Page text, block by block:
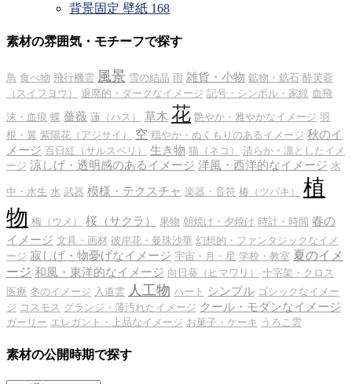
背景固定 壁紙 168
素材の雰囲気・モチーフで探す
鳥 食べ物 飛行機雲 風景 雪の結晶 雨 雑貨・小物 鉱物・鉱石 酔芙蓉
（スイフヨウ）
退廃的・ダークなイメージ 記号・シンボル・家紋 血飛
沫・血痕 蝶 薔薇 蓮（ハス） 草木 花 艶やか・雅やかなイメージ 羽
根・翼 紫陽花（アジサイ） 空 穏やか・ぬくもりのあるイメージ 秋のイ
メージ 百日紅（サルスベリ） 生き物 猫（ネコ）
清らか・凛としたイメ
ージ 涼しげ・透明感のあるイメージ 洋風・西洋的なイメージ 水
中・水生 水 武器 模様・テクスチャ 楽器・音符 椿（ツバキ）
植
物 梅（ウメ） 桜（サクラ） 果物 朝焼け・夕焼け 時計・時間 春の
イメージ 文具・画材 彼岸花・曼珠沙華 幻想的・ファンタジックなイメ
ージ 寂しげ・物憂げなイメージ 宇宙・月・星 学校・教室 夏のイメ
ージ 和風・東洋的なイメージ 向日葵（ヒマワリ）
十字架・クロス
医療 冬のイメージ 入道雲 人工物 ハート シンプル ゴシックなイメー
ジ コスモス グランジ・薄汚れたイメージ クール・モダンなイメージ
ガーリー エレガント・上品なイメージ お菓子・ケーキ うろこ雲
素材の公開時期で探す